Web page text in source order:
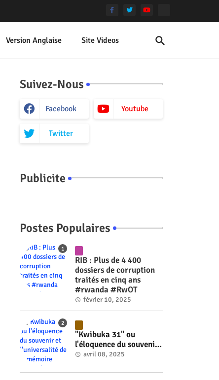
Version Anglaise Site Videos
Suivez-Nous
Facebook Youtube
Twitter
Publicite
Postes Populaires
RIB : Plus de 4 400
dossiers de corruption
traités en cinq ans
#rwanda #RwOT
février 10, 2025
"Kwibuka 31" ou
l'éloquence du souvenir
et l'universalité de la
#RwOT
avril 08, 2025